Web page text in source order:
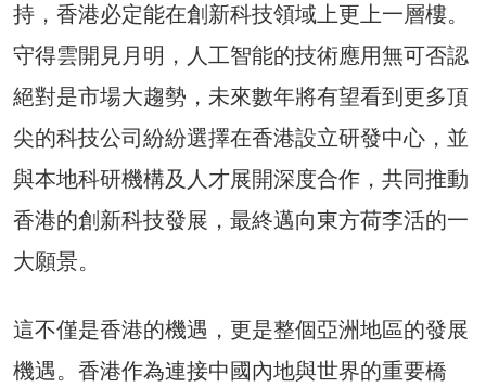
持，香港必定能在創新科技領域上更上一層樓。
守得雲開見月明，人工智能的技術應用無可否認
絕對是市場大趨勢，未來數年將有望看到更多頂
尖的科技公司紛紛選擇在香港設立研發中心，並
與本地科研機構及人才展開深度合作，共同推動
香港的創新科技發展，最終邁向東方荷李活的一
大願景。
這不僅是香港的機遇，更是整個亞洲地區的發展
機遇。香港作為連接中國內地與世界的重要橋